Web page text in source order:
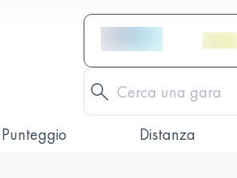
Punteggio Distanza